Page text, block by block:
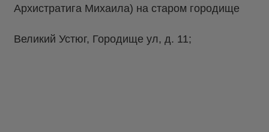
Архистратига Михаила) на старом городище
Великий Устюг, Городище ул, д. 11;